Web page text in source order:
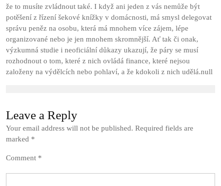
že to musíte zvládnout také. I když ani jeden z vás nemůže být
potěšení z řízení šekové knížky v domácnosti, má smysl delegovat
správu peněz na osobu, která má mnohem více zájem, lépe
organizované nebo je jen mnohem skromnější. Ať tak či onak,
výzkumná studie i neoficiální důkazy ukazují, že páry se musí
rozhodnout o tom, které z nich ovládá finance, které nejsou
založeny na výdělcích nebo pohlaví, a že kdokoli z nich udělá.null
Leave a Reply
Your email address will not be published. Required fields are
marked *
Comment *